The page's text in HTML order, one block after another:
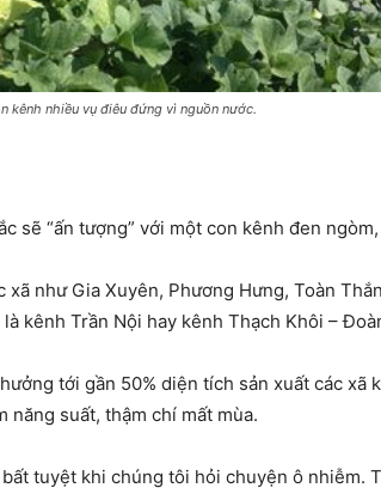
kênh nhiều vụ điêu đứng vì nguồn nước.
sẽ “ấn tượng” với một con kênh đen
như Gia Xuyên, Phương Hưng, Toàn
kênh Trần Nội hay kênh Thạch Khôi –
tới gần 50% diện tích sản xuất các xã
suất, thậm chí mất mùa.
tuyệt khi chúng tôi hỏi chuyện ô nhiễm.